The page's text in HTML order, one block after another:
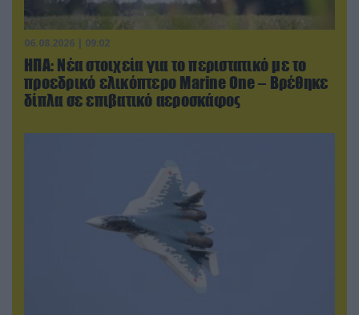
06.08.2026 | 09:02
ΗΠΑ: Nέα στοιχεία για το περιστατικό με το
προεδρικό ελικόπτερο Marine One – Βρέθηκε
δίπλα σε επιβατικό αεροσκάφος